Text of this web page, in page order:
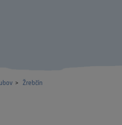
Žrebčín